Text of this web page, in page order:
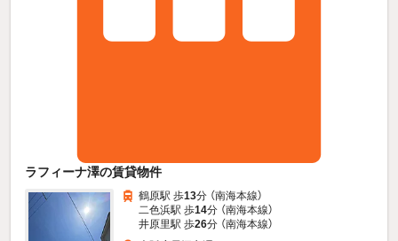
ラフィーナ澤の賃貸物件
鶴原駅 歩13分 （南海本線）
二色浜駅 歩14分 （南海本線）
井原里駅 歩26分 （南海本線）